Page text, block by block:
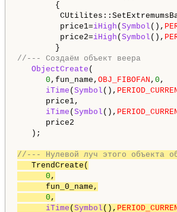
{
price1=iHigh ( Symbol (),
price2=iHigh ( Symbol (),
//--- Создаём объект веера
ObjectCreate (
0 ,fun_name, OBJ_FIBOFAN , 0 ,
iTime ( Symbol (),
price1,
iTime ( Symbol (),
price2
);
//--- Нулевой луч этого объекта
TrendCreate(
0 ,
fun_0_name,
0 ,
iTime ( Symbol (),